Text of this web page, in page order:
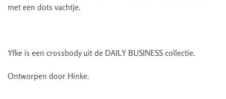
met een dots vachtje.
Yfke is een crossbody uit de DAILY BUSINESS collectie.
Ontworpen door Hinke.